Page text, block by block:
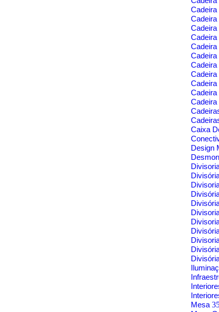
Cadeira
Cadeira
Cadeira
Cadeira
Cadeira
Cadeira
Cadeira
Caixa
Design
Mesa